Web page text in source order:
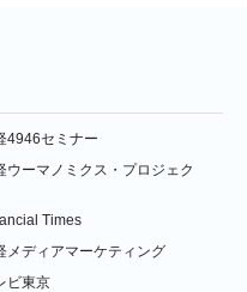
4946セミナー
ウーマノミクス・プロジェク
Times
メディアマーケティング
ビ東京